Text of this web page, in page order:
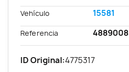
Vehículo 15581
Referencia 4889008
ID Original:4775317